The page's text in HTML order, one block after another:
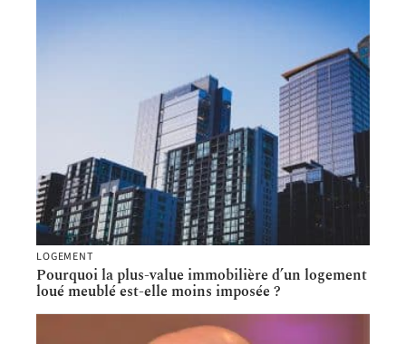
LOGEMENT
Pourquoi la plus-value immobilière d’un logement
loué meublé est-elle moins imposée ?